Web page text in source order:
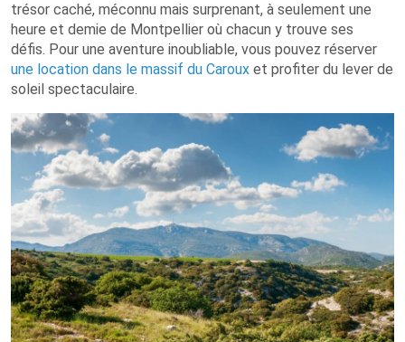
trésor caché, méconnu mais surprenant, à seulement une
heure et demie de Montpellier où chacun y trouve ses
défis. Pour une aventure inoubliable, vous pouvez réserver
une location dans le massif du Caroux et profiter du lever de
soleil spectaculaire.